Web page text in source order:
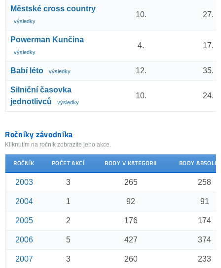
Městské cross country
výsledky
10. 27.
Powerman Kunčina
výsledky
4. 17.
Babí léto výsledky 12. 35.
Silniční časovka
jednotlivců
výsledky
10. 24.
Ročníky závodníka
Kliknutím na ročník zobrazíte jeho akce.
ROČNÍK POČET AKCÍ BODY V KATEGORII BODY
2003 3 265 258
2004 1 92 91
2005 2 176 174
2006 5 427 374
2007 3 260 233